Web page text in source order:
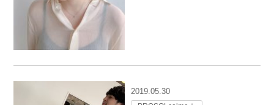
2019.05.30